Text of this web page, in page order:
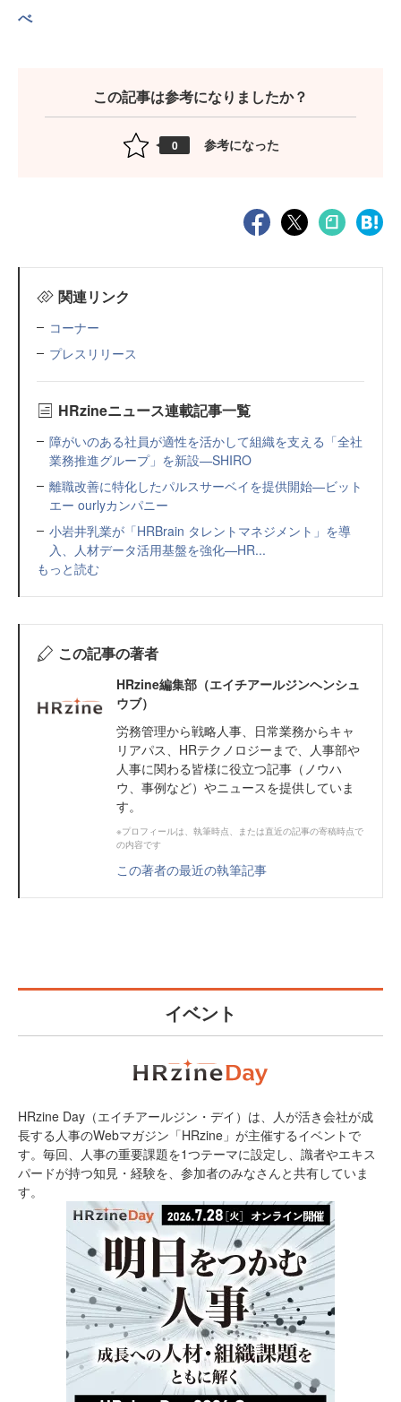
べ
この記事は参考になりましたか？
0 参考になった
関連リンク
コーナー
プレスリリース
HRzineニュース連載記事一覧
障がいのある社員が適性を活かして組織を支える「全社
業務推進グループ」を新設—SHIRO
離職改善に特化したパルスサーベイを提供開始—ビット
エー ourlyカンパニー
小岩井乳業が「HRBrain タレントマネジメント」を導
入、人材データ活用基盤を強化—HR...
もっと読む
この記事の著者
HRzine編集部（エイチアールジンヘンシュ
ウブ）
労務管理から戦略人事、日常業務からキャ
リアパス、HRテクノロジーまで、人事部や
人事に関わる皆様に役立つ記事（ノウハ
ウ、事例など）やニュースを提供していま
す。
※プロフィールは、執筆時点、または直近の記事の寄稿時点で
の内容です
この著者の最近の執筆記事
イベント
HRzine Day（エイチアールジン・デイ）は、人が活き会社が成
長する人事のWebマガジン「HRzine」が主催するイベントで
す。毎回、人事の重要課題を1つテーマに設定し、識者やエキス
パードが持つ知見・経験を、参加者のみなさんと共有していま
す。